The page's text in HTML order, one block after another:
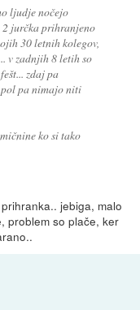
ljudje nočejo
jurčka prihranjeno
30 letnih kolegov,
v zadnjih 8 letih so
zdaj pa
pa nimajo niti
ko si tako
jebiga, malo
problem so plače, ker